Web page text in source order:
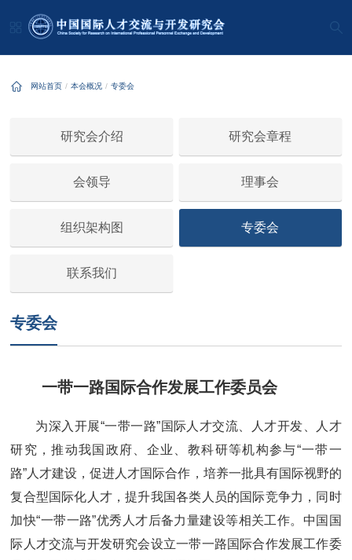
网站首页 本会概况 专委会
研究会介绍 研究会章程
会领导 理事会
组织架构图 专委会
联系我们
专委会
一带一路国际合作发展工作委员会
为深入开展“一带一路”国际人才交流、人才开发、人才
研究，推动我国政府、企业、教科研等机构参与“一带一
路”人才建设，促进人才国际合作，培养一批具有国际视野的
复合型国际化人才，提升我国各类人员的国际竞争力，同时
加快“一带一路”优秀人才后备力量建设等相关工作。中国国
际人才交流与开发研究会设立一带一路国际合作发展工作委